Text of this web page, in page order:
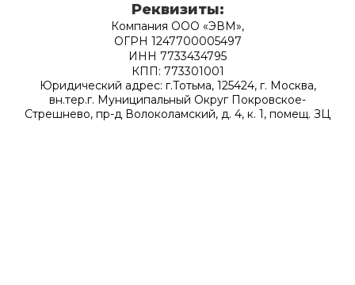
Реквизиты:
Компания ООО «ЭВМ»,
ОГРН 1247700005497
ИНН 7733434795
КПП: 773301001
Юридический адрес: г.Тотьма, 125424, г. Москва,
вн.тер.г. Муниципальный Округ Покровское-
Стрешнево, пр-д Волоколамский, д. 4, к. 1, помещ. ЗЦ